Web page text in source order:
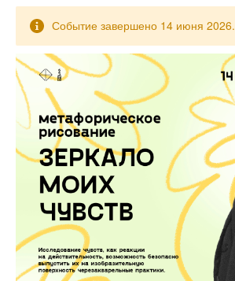
Событие завершено 14 июня 2026.